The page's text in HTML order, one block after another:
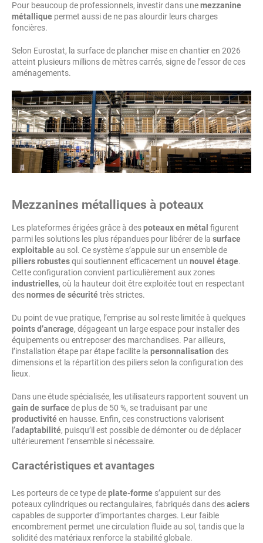
Pour beaucoup de professionnels, investir dans unemezzanine
métallique permet aussi de ne pas alourdir leurs charges
foncières.
Selon Eurostat, la surface de plancher mise en chantier en 2026
atteint plusieurs millions de mètres carrés, signe de l’essor de ces
aménagements.
Mezzanines métalliques à poteaux
Les plateformes érigées grâce à despoteaux en métal figurent
parmi les solutions les plus répandues pour libérer de la surface
exploitableau sol. Ce système s’appuie sur un ensemble de
piliers robustesqui soutiennent efficacement un nouvel étage.
Cette configuration convient particulièrement aux zones
industrielles, où la hauteur doit être exploitée tout en respectant
desnormes de sécuritétrès strictes.
Du point de vue pratique, l’emprise au sol reste limitée à quelques
points d’ancrage, dégageant un large espace pour installer des
équipements ou entreposer des marchandises. Par ailleurs,
l’installation étape par étape facilite la personnalisation des
dimensions et la répartition des piliers selon la configuration des
lieux.
Dans une étude spécialisée, les utilisateurs rapportent souvent un
gain de surfacede plus de 50 %, se traduisant par une
productivitéen hausse. Enfin, ces constructions valorisent
l’adaptabilité, puisqu’il est possible de démonter ou de déplacer
ultérieurement l’ensemble si nécessaire.
Caractéristiques et avantages
Les porteurs de ce type deplate-forme s’appuient sur des
poteaux cylindriques ou rectangulaires, fabriqués dans desaciers
capables de supporter d’importantes charges. Leur faible
encombrement permet une circulation fluide au sol, tandis que la
solidité des matériaux renforce la stabilité globale.